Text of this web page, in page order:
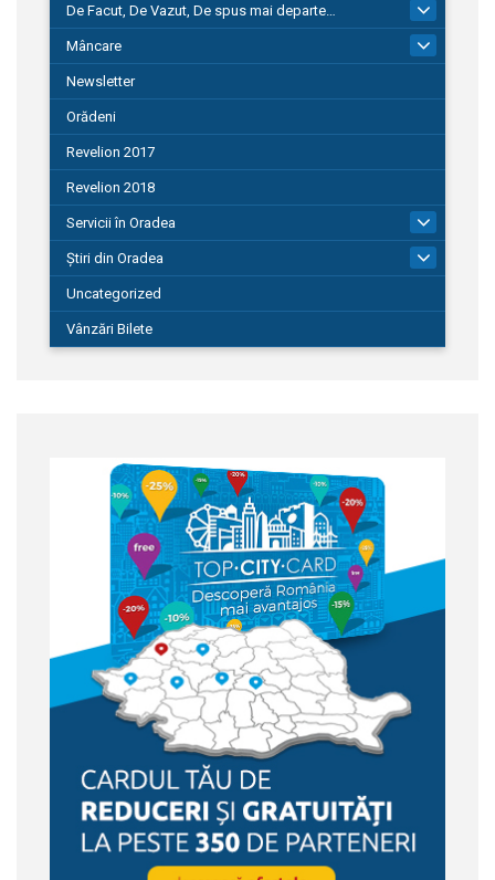
De Facut, De Vazut, De spus mai departe…
580
Mâncare
Newsletter
Orădeni
Revelion 2017
Revelion 2018
Servicii în Oradea
Știri din Oradea
Uncategorized
Vânzări Bilete